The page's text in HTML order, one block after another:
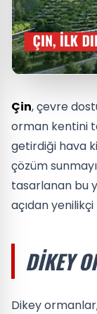
Çin, çevre
orman kentini
getirdiği hava
çözüm
tasarlanan bu
açıdan
DIKEY
Dikey